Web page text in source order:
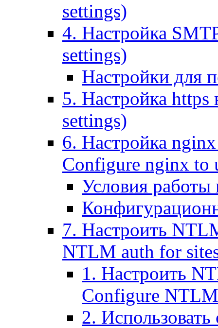
settings)
4. Настройка
settings)
Настройки для
5. Настройка https
settings)
6. Настройка
Configure nginx to
Условия работы
7. Настроить
NTLM auth for
1. Настроить
Configure
2.